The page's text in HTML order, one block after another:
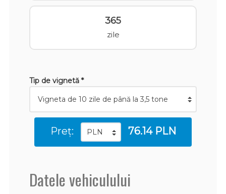
365
zile
Tip de vignetă *
Preț: 76.14 PLN
Datele vehiculului